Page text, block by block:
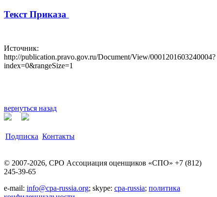
Текст Приказа
Источник:
http://publication.pravo.gov.ru/Document/View/0001201603240004?
index=0&rangeSize=1
вернуться назад
Подписка Контакты
© 2007-2026, СРО Ассоциация оценщиков «СПО» +7 (812)
245-39-65
e-mail: info@cpa-russia.org; skype: cpa-russia; политика